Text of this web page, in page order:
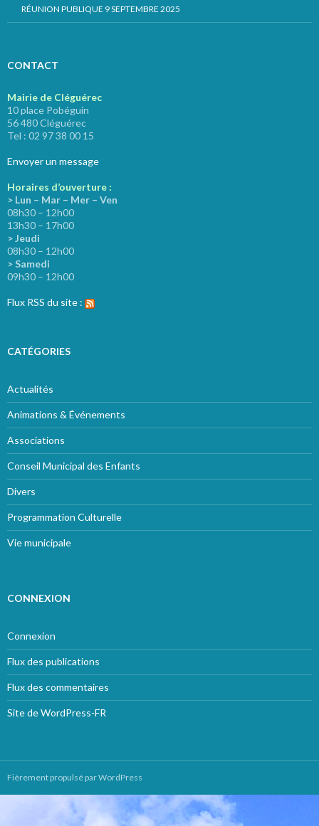
RÉUNION PUBLIQUE 9 SEPTEMBRE 2025
CONTACT
Mairie de Cléguérec
10 place Pobéguin
56 480 Cléguérec
Tel : 02 97 38 00 15
Envoyer un message
Horaires d’ouverture :
> Lun – Mar – Mer – Ven
08h30 – 12h00
13h30 – 17h00
> Jeudi
08h30 – 12h00
> Samedi
09h30 – 12h00
Flux RSS du site :
CATÉGORIES
Actualités
Animations & Événements
Associations
Conseil Municipal des Enfants
Divers
Programmation Culturelle
Vie municipale
CONNEXION
Connexion
Flux des publications
Flux des commentaires
Site de WordPress-FR
Fièrement propulsé par WordPress